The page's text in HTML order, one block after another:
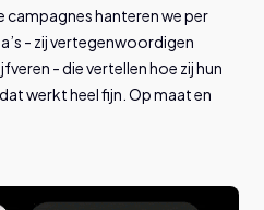
hanteren we per
- zij vertegenwoordigen
- die vertellen hoe zij hun
werkt heel fijn. Op maat en